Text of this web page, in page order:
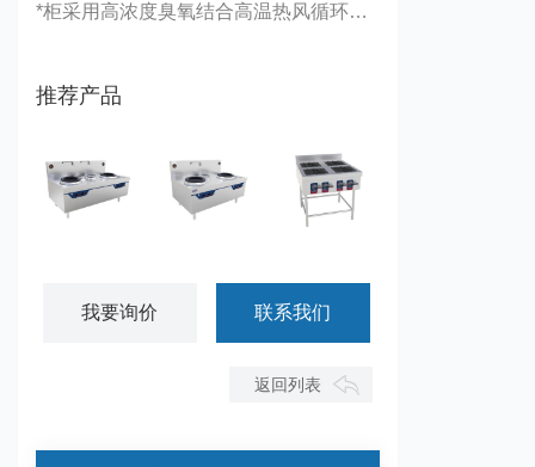
*柜采用高浓度臭氧结合高温热风循环烘
馆、餐馆、学校、部队、食堂等场所。★
推荐产品
我要询价 联系我们
返回列表